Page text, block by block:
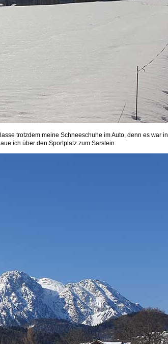
trotzdem meine Schneeschuhe im Auto, denn es war in
ich über den Sportplatz zum Sarstein.